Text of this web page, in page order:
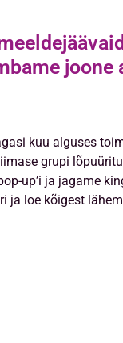
joone
kuu alguses
grupi
up’i ja jagame
ja loe kõigest